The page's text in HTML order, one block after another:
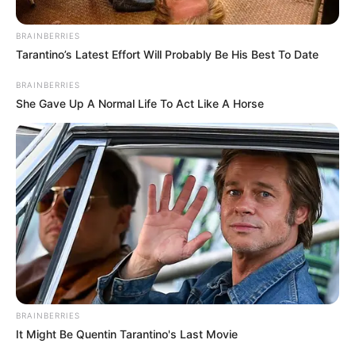
Prensa Presidencia
Cuenta con 10 aerogeneradores, con capacidad instalada
de 20 megavatios, que equivalen al consumo de 33.295
hogares
Por:Evelin Adriana Barrios Florez
Enero 22, 2022
BRAINBERRIES
Tarantino’s Latest Effort Will Probably Be His Best To Date
BRAINBERRIES
She Gave Up A Normal Life To Act Like A Horse
BRAINBERRIES
It Might Be Quentin Tarantino's Last Movie